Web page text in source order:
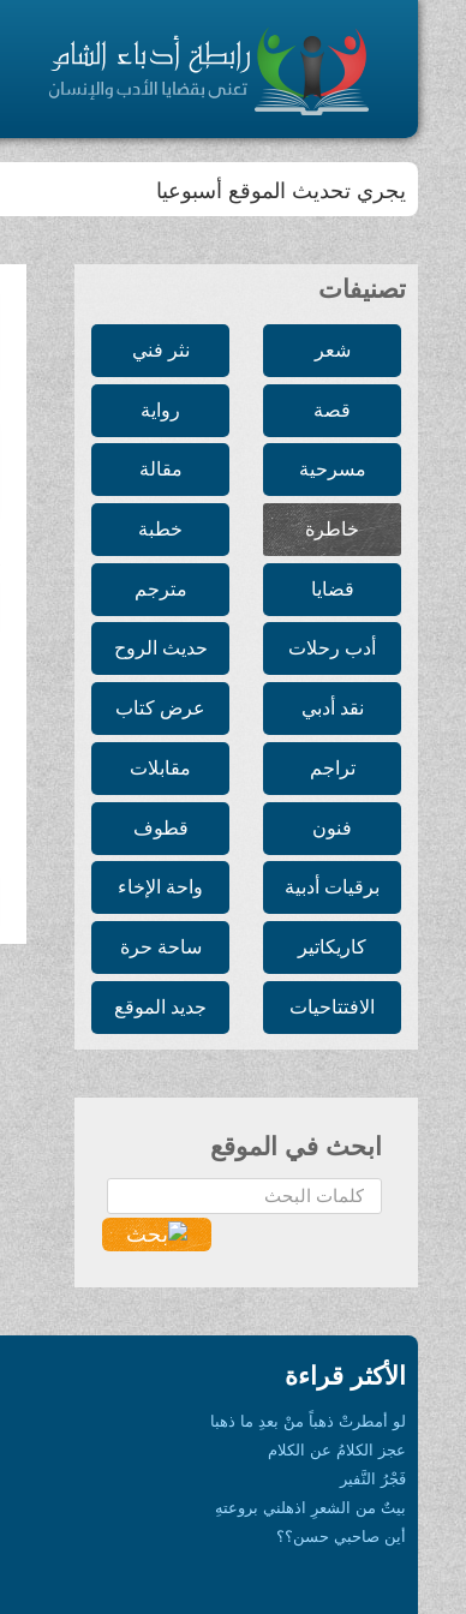
يجري تحديث الموقع أسبوعيا
تصنيفات
شعر نثر فني
قصة رواية
مسرحية مقالة
خاطرة خطبة
قضايا مترجم
أدب رحلات حديث الروح
نقد أدبي عرض كتاب
تراجم مقابلات
فنون قطوف
برقيات أدبية واحة الإخاء
كاريكاتير ساحة حرة
الافتتاحيات جديد الموقع
ابحث في الموقع
البحث...
الأكثر قراءة
لو أمطرتْ ذهباً منْ بعدِ ما ذهبا
عجز الكلامُ عن الكلام
فَجْرُ النَّفير
بيتٌ من الشعرِ اذهلني بروعتهِ
أين صاحبي حسن؟؟